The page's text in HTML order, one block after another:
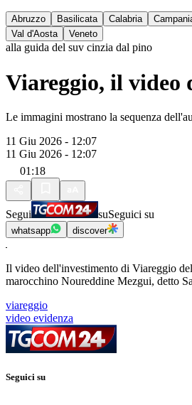
Abruzzo Basilicata Calabria
Val d'Aosta
Veneto
alla guida del suv cinzia dal pino
Viareggio, il video
Le immagini mostrano la sequenza
11 Giu 2026 - 12:07
11 Giu 2026 - 12:07
01:18
Segui suSeguici su
whatsapp discover
Il video dell'investimento di Viareggio
marocchino Noureddine Mezgui, detto
viareggio
video evidenza
Seguici su